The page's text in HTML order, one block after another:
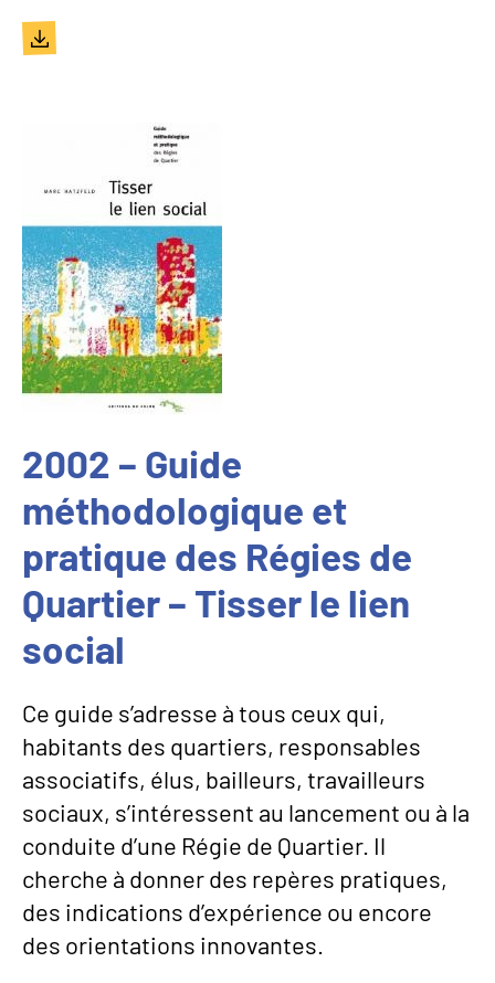
Document
2002 – Guide
méthodologique et
pratique des Régies de
Quartier – Tisser le lien
social
Ce guide s’adresse à tous ceux qui,
habitants des quartiers, responsables
associatifs, élus, bailleurs, travailleurs
sociaux, s’intéressent au lancement ou à la
conduite d’une Régie de Quartier. Il
cherche à donner des repères pratiques,
des indications d’expérience ou encore
des orientations innovantes.